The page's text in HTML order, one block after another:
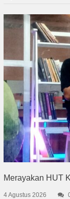
Merayakan HUT
4 Agustus 2026